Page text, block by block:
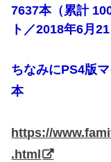
7637本（累計
ト／2018年6月
ちなみにPS4版
本
https://
.html